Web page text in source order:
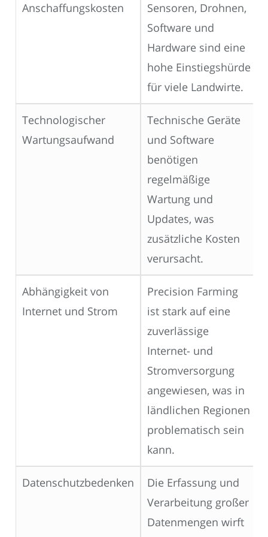
Anschaffungskosten
Sensoren, Drohnen,
Software und
Hardware sind eine
hohe Einstiegshürde
für viele Landwirte.
Technologischer
Wartungsaufwand
Technische Geräte
und Software
benötigen
regelmäßige
Wartung und
Updates, was
zusätzliche Kosten
verursacht.
Abhängigkeit von
Internet und Strom
Precision Farming
ist stark auf eine
zuverlässige
Internet- und
Stromversorgung
angewiesen, was in
ländlichen Regionen
problematisch sein
kann.
Datenschutzbedenken
Die Erfassung und
Verarbeitung großer
Datenmengen wirft